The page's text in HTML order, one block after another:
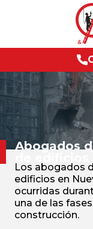
Abogados
Los abogados
edificios en
ocurridas
una de las
construcción.